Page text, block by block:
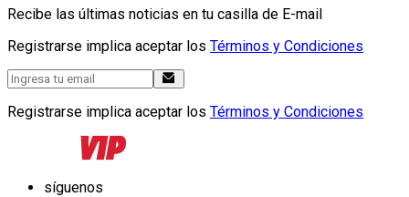
Recibe las últimas noticias en tu casilla de E-mail
Registrarse implica aceptar los Términos y Condiciones
Registrarse implica aceptar los Términos y Condiciones
síguenos